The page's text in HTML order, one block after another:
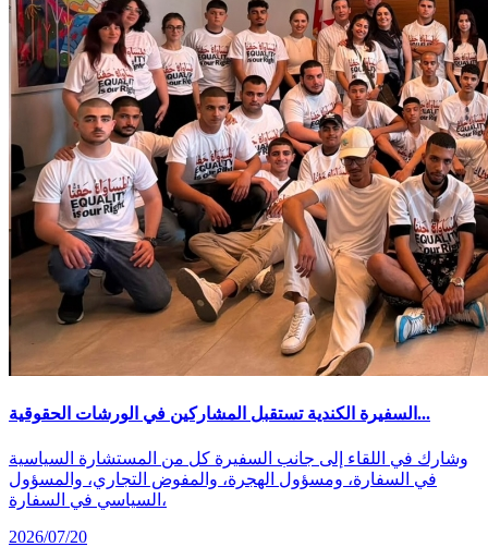
السفيرة الكندية تستقبل المشاركين في الورشات الحقوقية...
وشارك في اللقاء إلى جانب السفيرة كل من المستشارة السياسية
في السفارة، ومسؤول الهجرة، والمفوض التجاري، والمسؤول
السياسي في السفارة،
2026/07/20